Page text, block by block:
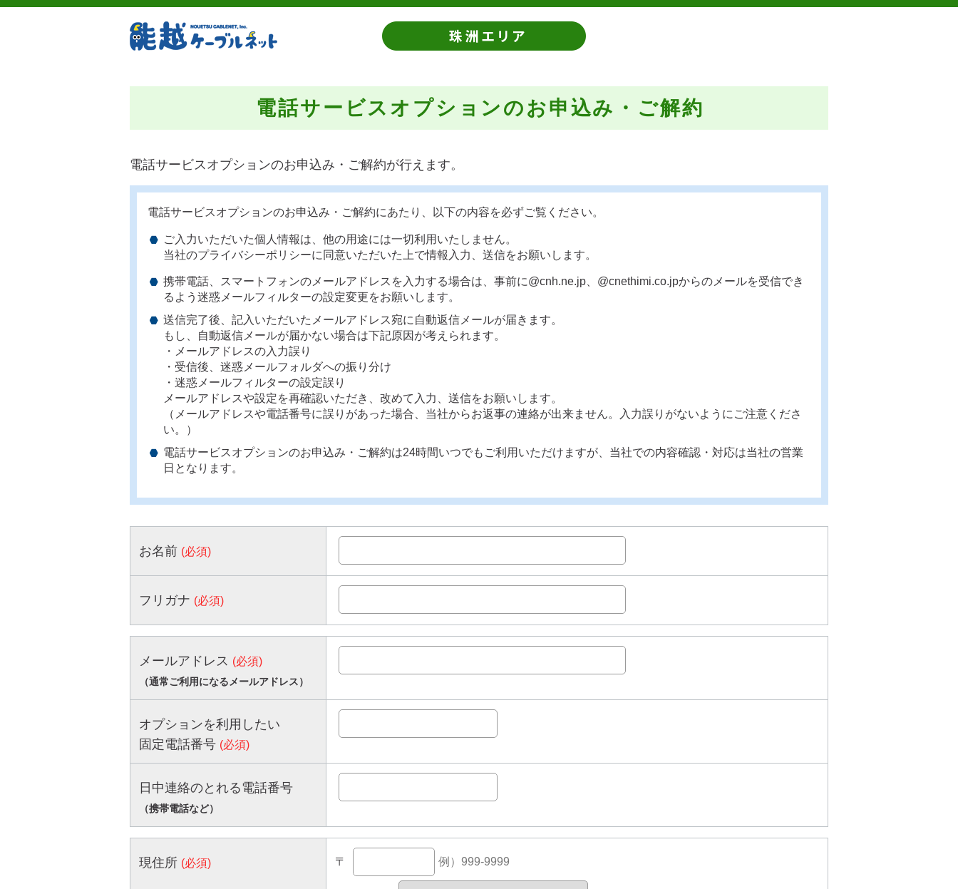
電話サービスオプションのお申込み・ご解約
電話サービスオプションのお申込み・ご解約が行えます。
電話サービスオプションのお申込み・ご解約にあたり、以下の内容を必ずご覧ください。
ご入力いただいた個人情報は、他の用途には一切利用いたしません。
当社のプライバシーポリシーに同意いただいた上で情報入力、送信をお願いします。
携帯電話、スマートフォンのメールアドレスを入力する場合は、事前に@cnh.ne.jp、@cnethimi.co.jpからのメールを受信でき
るよう迷惑メールフィルターの設定変更をお願いします。
送信完了後、記入いただいたメールアドレス宛に自動返信メールが届きます。
もし、自動返信メールが届かない場合は下記原因が考えられます。
・メールアドレスの入力誤り
・受信後、迷惑メールフォルダへの振り分け
・迷惑メールフィルターの設定誤り
メールアドレスや設定を再確認いただき、改めて入力、送信をお願いします。
（メールアドレスや電話番号に誤りがあった場合、当社からお返事の連絡が出来ません。入力誤りがないようにご注意くださ
い。）
電話サービスオプションのお申込み・ご解約は24時間いつでもご利用いただけますが、当社での内容確認・対応は当社の営業
日となります。
お名前 (必須)
フリガナ (必須)
メールアドレス (必須)
（通常ご利用になるメールアドレス）
オプションを利用したい
固定電話番号 (必須)
日中連絡のとれる電話番号
（携帯電話など）
現住所 (必須) 〒 例）999-9999